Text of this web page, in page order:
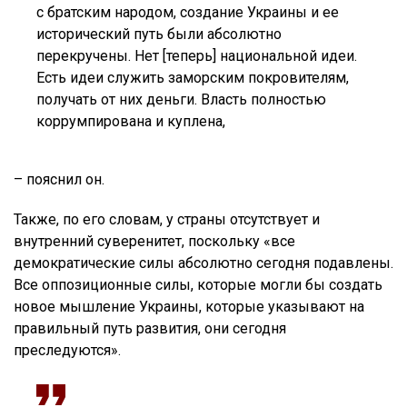
с братским народом, создание Украины и ее
исторический путь были абсолютно
перекручены. Нет [теперь] национальной идеи.
Есть идеи служить заморским покровителям,
получать от них деньги. Власть полностью
коррумпирована и куплена,
– пояснил он.
Также, по его словам, у страны отсутствует и
внутренний суверенитет, поскольку «все
демократические силы абсолютно сегодня подавлены.
Все оппозиционные силы, которые могли бы создать
новое мышление Украины, которые указывают на
правильный путь развития, они сегодня
преследуются».